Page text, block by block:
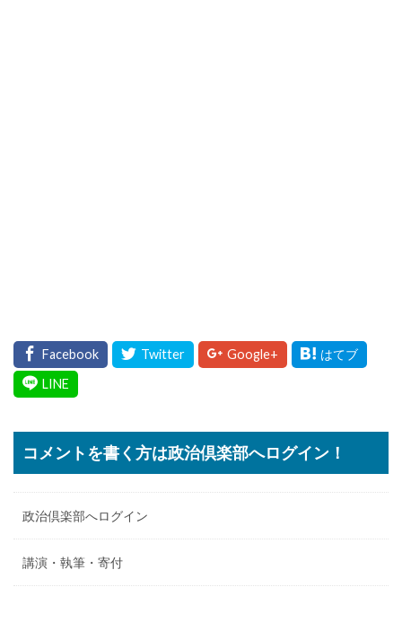
コメントを書く方は政治倶楽部へログイン！
政治倶楽部へログイン
講演・執筆・寄付